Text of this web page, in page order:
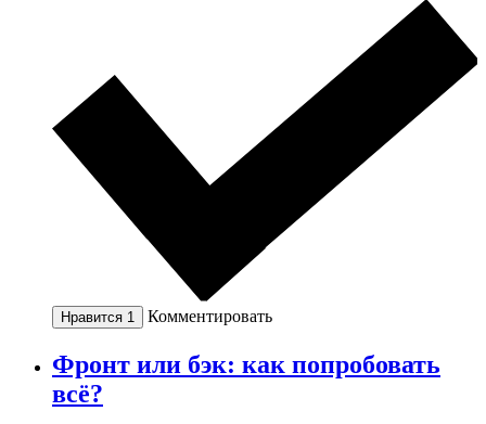
Нравится 1 Комментировать
Фронт или бэк: как попробовать
всё?